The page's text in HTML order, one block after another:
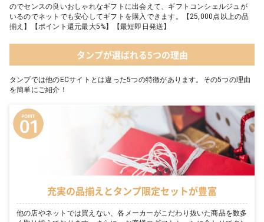
のでセンスの良いおしゃれなギフトに出会えて、ギフトコンシェルジュが
いるのでネットでも安心してギフトを購入できます。【25,000点以上の品
揃え】【ポイント還元最大5%】【最短即日発送】
タンプが選ばれる5つの理由
タンプでは他のECサイトとは違った5つの特徴があります。その5つの理由
を簡単にご紹介！
充実の品揃えとタンプ限定セットが豊富
他の店やネットでは買えない、各メーカーがこだわり抜いた商品を数多